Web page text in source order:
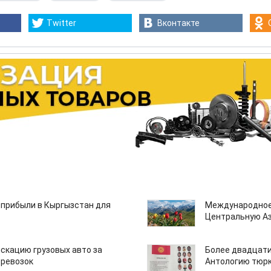
Twitter Вконтакте
в Кыргызстан для
Центральную
грузовых авто за
Более
Антологию